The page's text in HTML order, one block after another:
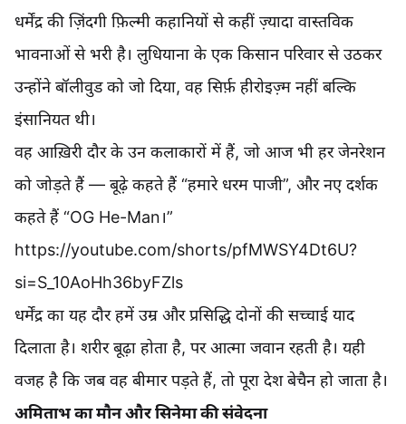
धर्मेंद्र की ज़िंदगी फ़िल्मी कहानियों से कहीं ज़्यादा वास्तविक
भावनाओं से भरी है। लुधियाना के एक किसान परिवार से उठकर
उन्होंने बॉलीवुड को जो दिया, वह सिर्फ़ हीरोइज़्म नहीं बल्कि
इंसानियत थी।
वह आख़िरी दौर के उन कलाकारों में हैं, जो आज भी हर जेनरेशन
को जोड़ते हैं — बूढ़े कहते हैं “हमारे धरम पाजी”, और नए दर्शक
कहते हैं “OG He-Man।”
https://youtube.com/shorts/pfMWSY4Dt6U?
si=S_10AoHh36byFZls
धर्मेंद्र का यह दौर हमें उम्र और प्रसिद्धि दोनों की सच्चाई याद
दिलाता है। शरीर बूढ़ा होता है, पर आत्मा जवान रहती है। यही
वजह है कि जब वह बीमार पड़ते हैं, तो पूरा देश बेचैन हो जाता है।
अमिताभ का मौन और सिनेमा की संवेदना